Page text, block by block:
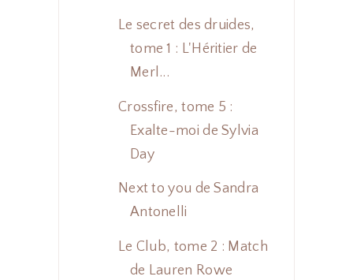
Le secret des druides,
tome 1 : L'Héritier de
Merl...
Crossfire, tome 5 :
Exalte-moi de Sylvia
Day
Next to you de Sandra
Antonelli
Le Club, tome 2 : Match
de Lauren Rowe